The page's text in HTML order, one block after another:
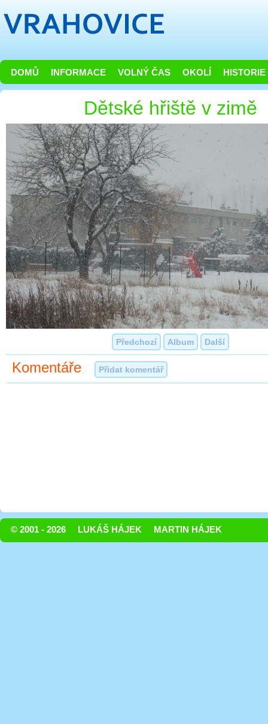
DOMŮ INFORMACE VOLNÝ ČAS OKOLÍ HISTORIE
Dětské hřiště v zimě
Předchozí Album Další
Komentáře Přidat komentář
© 2001 - 2026 LUKÁŠ HÁJEK MARTIN HÁJEK